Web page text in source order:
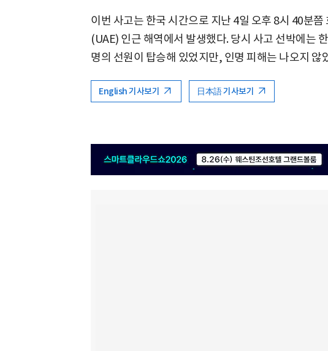
이번 사고는 한국 시간으로 지난 4일 오후 8시 40분
(UAE) 인근 해역에서 발생했다. 당시 사고 선박에는
명의 선원이 탑승해 있었지만, 인명 피해는 나오지 않
English 기사보기 日本語 기사보기